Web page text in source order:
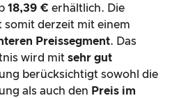
18,39 € erhältlich. Die
somit derzeit mit einem
Preissegment. Das
wird mit sehr gut
berücksichtigt sowohl die
als auch den Preis im